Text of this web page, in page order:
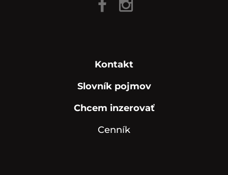
Kontakt
Slovník pojmov
Chcem inzerovať
Cenník